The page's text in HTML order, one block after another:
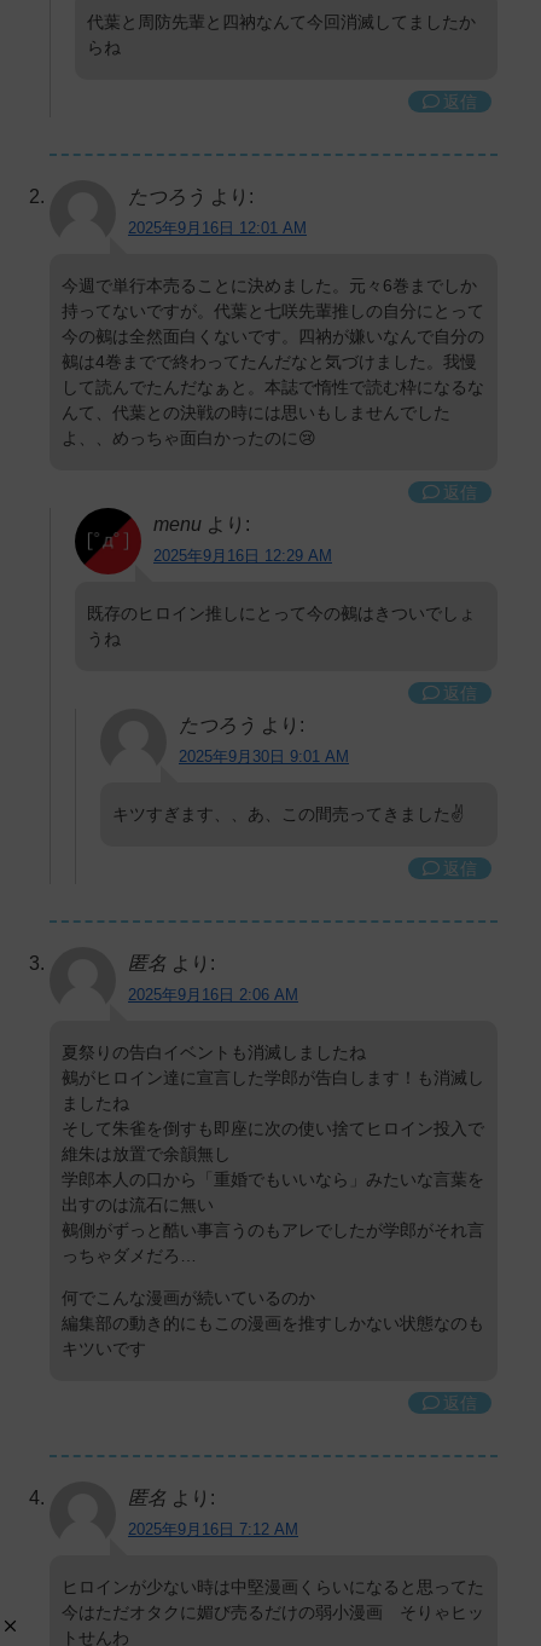
代葉と周防先輩と四衲なんて今回消滅してましたか
らね
返信
たつろう より:
2025年9月16日 12:01 AM
今週で単行本売ることに決めました。元々6巻までしか
持ってないですが。代葉と七咲先輩推しの自分にとって
今の鵺は全然面白くないです。四衲が嫌いなんで自分の
鵺は4巻までで終わってたんだなと気づけました。我慢
して読んでたんだなぁと。本誌で惰性で読む枠になるな
んて、代葉との決戦の時には思いもしませんでした
よ、、めっちゃ面白かったのに😢
返信
menu より:
2025年9月16日 12:29 AM
既存のヒロイン推しにとって今の鵺はきついでしょ
うね
返信
たつろう より:
2025年9月30日 9:01 AM
キツすぎます、、あ、この間売ってきました✌️
返信
匿名 より:
2025年9月16日 2:06 AM
夏祭りの告白イベントも消滅しましたね
鵺がヒロイン達に宣言した学郎が告白します！も消滅し
ましたね
そして朱雀を倒すも即座に次の使い捨てヒロイン投入で
維朱は放置で余韻無し
学郎本人の口から「重婚でもいいなら」みたいな言葉を
出すのは流石に無い
鵺側がずっと酷い事言うのもアレでしたが学郎がそれ言
っちゃダメだろ…
何でこんな漫画が続いているのか
編集部の動き的にもこの漫画を推すしかない状態なのも
キツいです
返信
匿名 より:
2025年9月16日 7:12 AM
ヒロインが少ない時は中堅漫画くらいになると思ってた
今はただオタクに媚び売るだけの弱小漫画 そりゃヒッ
トせんわ